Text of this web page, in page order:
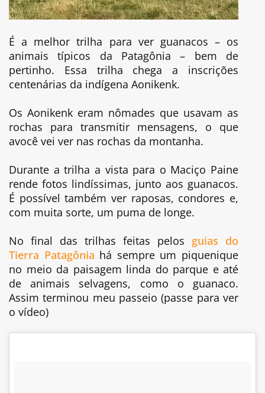
É a melhor trilha para ver guanacos – os
animais típicos da Patagônia – bem de
pertinho. Essa trilha chega a inscrições
centenárias da indígena Aonikenk.
Os Aonikenk eram nômades que usavam as
rochas para transmitir mensagens, o que
avocê vei ver nas rochas da montanha.
Durante a trilha a vista para o Maciço Paine
rende fotos lindíssimas, junto aos guanacos.
É possível também ver raposas, condores e,
com muita sorte, um puma de longe.
No final das trilhas feitas pelos guias do
Tierra Patagônia há sempre um piquenique
no meio da paisagem linda do parque e até
de animais selvagens, como o guanaco.
Assim terminou meu passeio (passe para ver
o vídeo)